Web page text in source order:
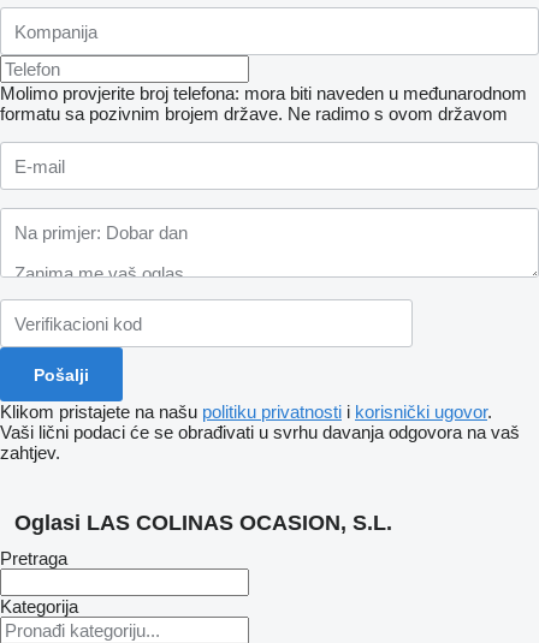
Molimo provjerite broj telefona: mora biti naveden u međunarodnom
formatu sa pozivnim brojem države. Ne radimo s ovom državom
Klikom pristajete na našu politiku privatnosti i korisnički ugovor.
Vaši lični podaci će se obrađivati ​​u svrhu davanja odgovora na vaš
zahtjev.
Oglasi LAS COLINAS OCASION, S.L.
Pretraga
Kategorija